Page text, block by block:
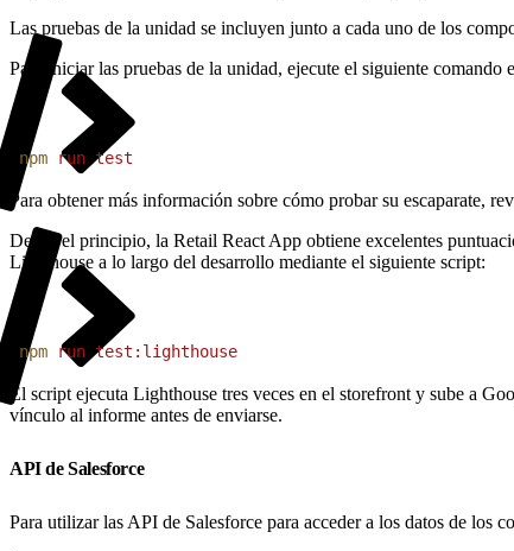
Las pruebas de la unidad se incluyen junto a cada uno de los
Para iniciar las pruebas de la unidad, ejecute el siguiente comando
npm run test
Para obtener más información sobre cómo probar su escaparate,
Desde el principio, la Retail React App obtiene excelentes
Lighthouse a lo largo del desarrollo mediante el siguiente script:
npm run test:lighthouse
El script ejecuta Lighthouse tres veces en el storefront y sube a
vínculo al informe antes de enviarse.
API de Salesforce
Para utilizar las API de Salesforce para acceder a los datos de los